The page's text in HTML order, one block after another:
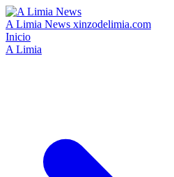
A Limia News xinzodelimia.com
Inicio
A Limia